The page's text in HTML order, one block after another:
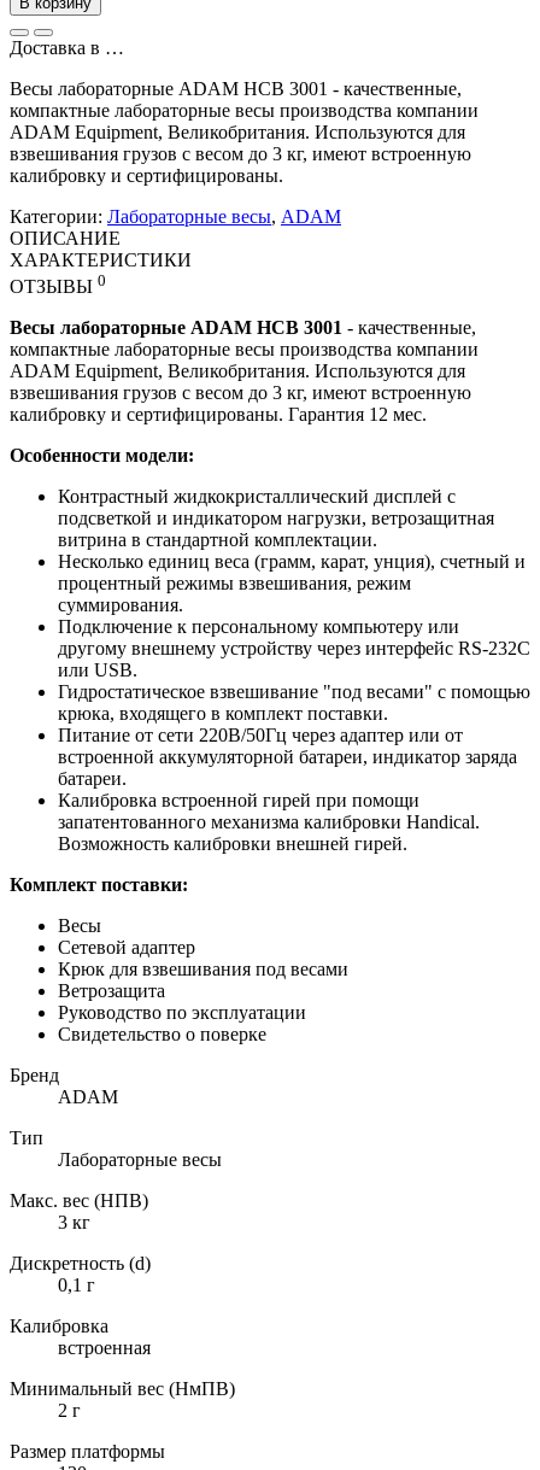
Доставка в …
Весы лабораторные ADAM HCB 3001 - качественные,
компактные лабораторные весы производства компании
ADAM Equipment, Великобритания. Используются для
взвешивания грузов с весом до 3 кг, имеют встроенную
калибровку и сертифицированы.
Категории: Лабораторные весы, ADAM
ОПИСАНИЕ
ХАРАКТЕРИСТИКИ
ОТЗЫВЫ 0
Весы лабораторные ADAM HCB 3001 - качественные,
компактные лабораторные весы производства компании
ADAM Equipment, Великобритания. Используются для
взвешивания грузов с весом до 3 кг, имеют встроенную
калибровку и сертифицированы. Гарантия 12 мес.
Особенности модели:
Контрастный жидкокристаллический дисплей с
подсветкой и индикатором нагрузки, ветрозащитная
витрина в стандартной комплектации.
Несколько единиц веса (грамм, карат, унция), счетный и
процентный режимы взвешивания, режим
суммирования.
Подключение к персональному компьютеру или
другому внешнему устройству через интерфейс RS-232C
или USB.
Гидростатическое взвешивание "под весами" с помощью
крюка, входящего в комплект поставки.
Питание от сети 220В/50Гц через адаптер или от
встроенной аккумуляторной батареи, индикатор заряда
батареи.
Калибровка встроенной гирей при помощи
запатентованного механизма калибровки Handical.
Возможность калибровки внешней гирей.
Комплект поставки:
Весы
Сетевой адаптер
Крюк для взвешивания под весами
Ветрозащита
Руководство по эксплуатации
Свидетельство о поверке
Бренд
ADAM
Тип
Лабораторные весы
Макс. вес (НПВ)
3 кг
Дискретность (d)
0,1 г
Калибровка
встроенная
Минимальный вес (НмПВ)
2 г
Размер платформы